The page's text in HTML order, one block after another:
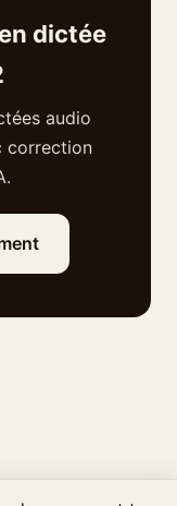
dictée
audio
correction